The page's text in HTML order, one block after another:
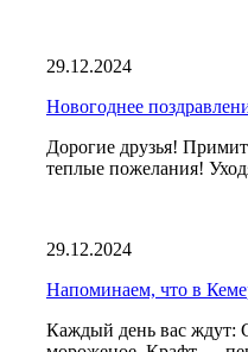
29.12.2024
Новогоднее
Дорогие друзья!
теплые пожелания!
29.12.2024
Напоминаем, что в
Каждый день вас ждут: